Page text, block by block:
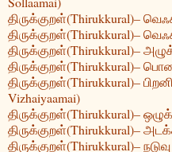
திருக்குறள்(Thirukkural)–
திருக்குறள்(Thirukkural)–
திருக்குறள்(Thirukkural)–
திருக்குறள்(Thirukkural)–
திருக்குறள்(Thirukkural)–
Vizhaiyaamai)
திருக்குறள்(Thirukkural)–
திருக்குறள்(Thirukkural)–
திருக்குறள்(Thirukkural)–